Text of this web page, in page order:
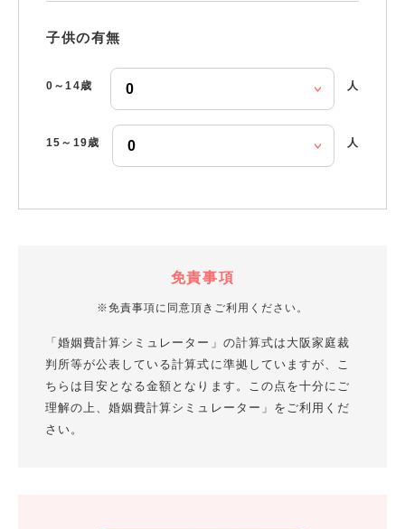
子供の有無
0～14歳 人
15～19歳 人
免責事項
免責事項に同意頂きご利用ください。
「婚姻費計算シミュレーター」の計算式は大阪家庭裁
判所等が公表している計算式に準拠していますが、こ
ちらは目安となる金額となります。この点を十分にご
理解の上、婚姻費計算シミュレーター」をご利用くだ
さい。